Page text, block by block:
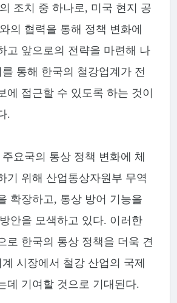
조치 중 하나로, 미국 현지 공
의 협력을 통해 정책 변화에
고 앞으로의 전략을 마련해 나
통해 한국의 철강업계가 전
에 접근할 수 있도록 하는 것이
.
요국의 통상 정책 변화에 체
기 위해 산업통상자원부 무역
확장하고, 통상 방어 기능을
안을 모색하고 있다. 이러한
로 한국의 통상 정책을 더욱 견
시장에서 철강 산업의 국제
데 기여할 것으로 기대된다.